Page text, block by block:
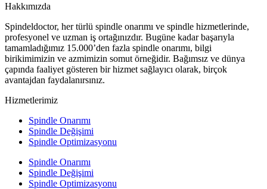
Hakkımızda
Spindeldoctor, her türlü spindle onarımı ve spindle hizmetlerinde,
profesyonel ve uzman iş ortağınızdır. Bugüne kadar başarıyla
tamamladığımız 15.000’den fazla spindle onarımı, bilgi
birikimimizin ve azmimizin somut örneğidir. Bağımsız ve dünya
çapında faaliyet gösteren bir hizmet sağlayıcı olarak, birçok
avantajdan faydalanırsınız.
Hizmetlerimiz
Spindle Onarımı
Spindle Değişimi
Spindle Optimizasyonu
Spindle Onarımı
Spindle Değişimi
Spindle Optimizasyonu